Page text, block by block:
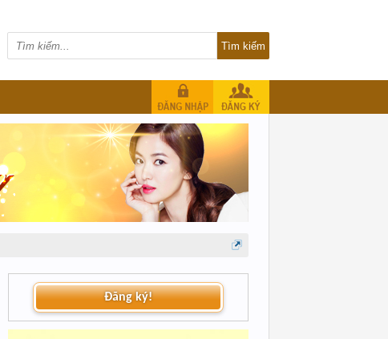
Đăng ký!